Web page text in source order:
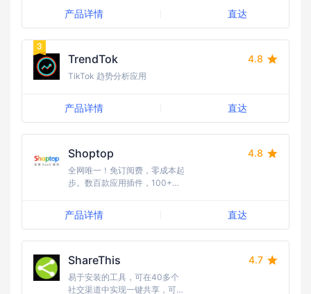
产品详情 直达
TrendTok 4.8
TikTok 趋势分析应用
产品详情 直达
Shoptop 4.8
全网唯一！免订阅费，零成本起
步。数百款应用插件，100+行
验，流量资源丰富，引流成本
低；随时随地需求响应，国内卖
家更友好，强势助力品牌出海。
产品详情 直达
ShareThis 4.7
易于安装的工具，可在40多个
社交渠道中实现一键共享，可免